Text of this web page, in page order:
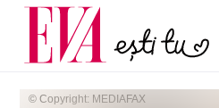
© Copyright: MEDIAFAX
Carieră
Actualitate